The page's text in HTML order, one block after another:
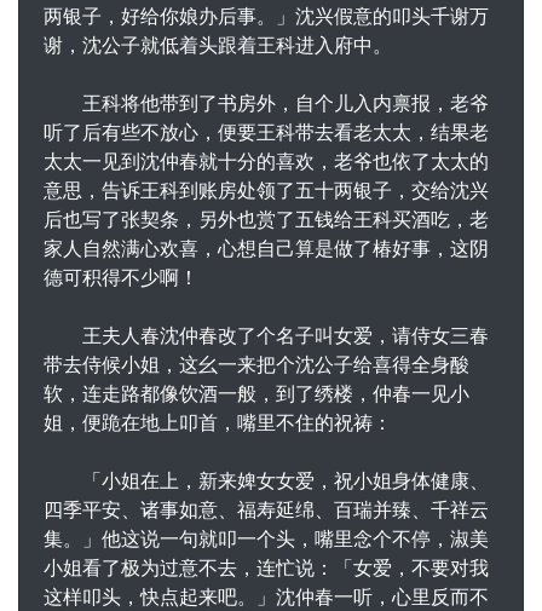
两银子，好给你娘办后事。」沈兴假意的叩头千谢万
谢，沈公子就低着头跟着王科进入府中。
王科将他带到了书房外，自个儿入内禀报，老爷
听了后有些不放心，便要王科带去看老太太，结果老
太太一见到沈仲春就十分的喜欢，老爷也依了太太的
意思，告诉王科到账房处领了五十两银子，交给沈兴
后也写了张契条，另外也赏了五钱给王科买酒吃，老
家人自然满心欢喜，心想自己算是做了椿好事，这阴
德可积得不少啊！
王夫人春沈仲春改了个名子叫女爱，请侍女三春
带去侍候小姐，这幺一来把个沈公子给喜得全身酸
软，连走路都像饮酒一般，到了绣楼，仲春一见小
姐，便跪在地上叩首，嘴里不住的祝祷：
「小姐在上，新来婢女女爱，祝小姐身体健康、
四季平安、诸事如意、福寿延绵、百瑞并臻、千祥云
集。」他这说一句就叩一个头，嘴里念个不停，淑美
小姐看了极为过意不去，连忙说：「女爱，不要对我
这样叩头，快点起来吧。」沈仲春一听，心里反而不